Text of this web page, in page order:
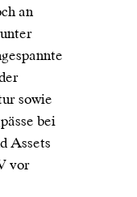
an
sowie
bei
Assets
vor